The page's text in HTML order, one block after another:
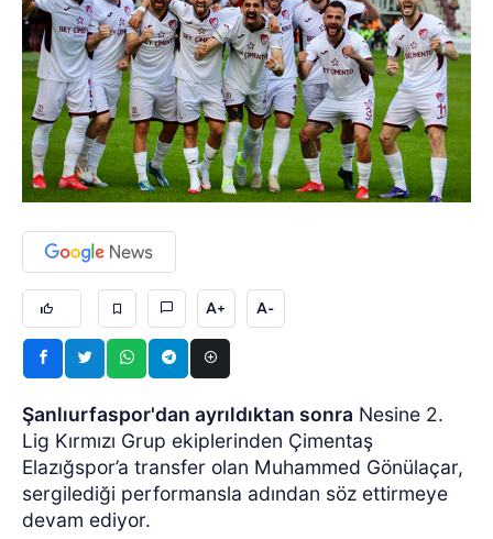
A+ A-
Şanlıurfaspor'dan ayrıldıktan sonra Nesine 2.
Lig Kırmızı Grup ekiplerinden Çimentaş
Elazığspor’a transfer olan Muhammed Gönülaçar,
sergilediği performansla adından söz ettirmeye
devam ediyor.